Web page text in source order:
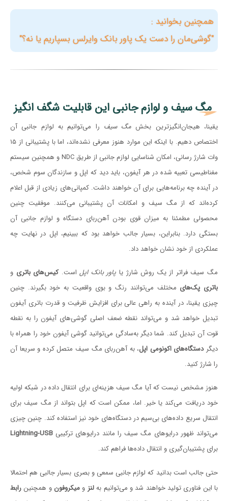
همچنین بخوانید :
"گوشی‌مان را دست یک پاور بانک وایرلس بسپاریم یا نه؟"
مگ سیف و لوازم جانبی این قابلیت شگف انگیز
یقینا، هیجان‌انگیزترین بخش مگ سیف را می‌توانیم به لوازم جانبی آن
اختصاص دهیم. با اینکه این موارد هنوز معرفی نشده‌اند، اما با پشتیبانی از ۱۵
وات شارژ رسانی، امکان شناسایی لوازم جانبی از طریق NDC و همچنین سیستم
مغناطیسی تعبیه شده در هر آیفون،‌ باید دید که اپل و سازندگان سوم شخص،
در آینده چه برنامه‌هایی برای آن خواهند داشت. کمپانی‌های زیادی از قبل اعلام
کرده‌اند که از مگ سیف و امکانات آن پشتیبانی می‌کنند. موفقیت چنین
محصولی مطمئنا به میزان قوی بودن آهن‌ربای دستگاه و لوازم جانبی آن
بستگی دارد. بنابراین، بسیار جالب خواهد بود که ببینیم، اپل در نهایت چه
عملکردی از خود نشان خواهد داد.
مگ سیف فراتر از یک روش شارژ یا پاور بانک اپلاست.کیس‌های باتری و
باتری پک‌های مختلف می‌توانند رنگ و بوی واقعیت به خود بگیرند. چنین
چیزی یقینا، در آینده به راهی عالی برای افزایش ظرفیت و قدرت باتری آیفون
تبدیل خواهد شد و می‌تواند نقطه ضعف اصلی گوشی‌های آیفون را به نقطه
قوت آن تبدیل کند. شما دیگر به‌سادگی می‌توانید گوشی آیفون خود را همراه با
دیگردستگاه‌های اکونومی اپل، به آهن‌ربای مگ سیف متصل کرده و سریعا آن
را شارژ کنید.
هنوز مشخص نیست که آیا مگ سیف هزینه‌ای برای انتقال داده در شبکه اولیه
خود دریافت می‌کند یا خیر. اما، ممکن است که اپل بتواند از مگ سیف برای
انتقال سریع داده‌های بی‌سیم در دستگاه‌های خود نیز استفاده کند. چنین چیزی
می‌تواند ظهور درایوهای مگ سیف را مانند درایوهای ترکیبی
برای پشتیبان‌گیری و انتقال داده‌ها فراهم کند.
حتی جالب است بدانید که لوازم جانبی سمعی و بصری بسیار جالبی هم احتمالا
با این فناوری تولید خواهند شد و می‌توانیم بهلنز و میکروفون و همچنین رابط